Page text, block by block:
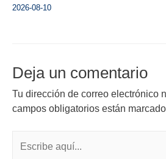
2026-08-10
Deja un comentario
Tu dirección de correo electrónico
campos obligatorios están